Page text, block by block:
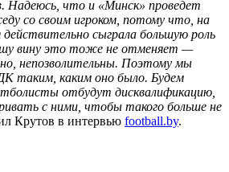
Надеюсь, что и «Минск» проведет
со своим игроком, потому что, на
действительно сыграла большую роль
вину это тоже не отменяет —
непозволительны. Поэтому мы
таким, каким оно было. Будем
отбудут дисквалификацию,
с ними, чтобы такого больше не
Крутов в интервью football.by.